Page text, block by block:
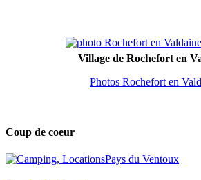
Village de Rochefort en
Photos Rochefort en
Coup de coeur